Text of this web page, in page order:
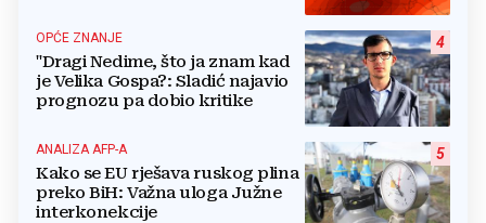
4
OPĆE ZNANJE
"Dragi Nedime, što ja znam kad
je Velika Gospa?: Sladić najavio
prognozu pa dobio kritike
5
ANALIZA AFP-A
Kako se EU rješava ruskog plina
preko BiH: Važna uloga Južne
interkonekcije